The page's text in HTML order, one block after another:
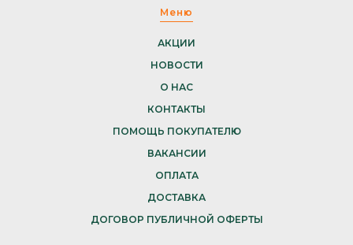
Меню
АКЦИИ
НОВОСТИ
О НАС
КОНТАКТЫ
ПОМОЩЬ ПОКУПАТЕЛЮ
ВАКАНСИИ
ОПЛАТА
ДОСТАВКА
ДОГОВОР ПУБЛИЧНОЙ ОФЕРТЫ